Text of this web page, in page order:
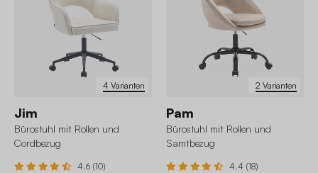
4 Varianten
Jim
Bürostuhl mit Rollen und
Cordbezug
4.6 (10)
2 Varianten
Pam
Bürostuhl mit Rollen und
Samtbezug
4.4 (18)